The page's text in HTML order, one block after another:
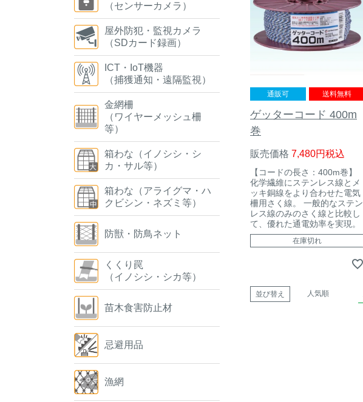
（センサーカメラ）
屋外防犯・監視カメラ
（SDカード録画）
ICT・IoT機器
（捕獲通知・遠隔監視）
金網柵
（ワイヤーメッシュ柵
等）
箱わな（イノシシ・シ
カ・サル等）
箱わな（アライグマ・ハ
クビシン・ネズミ等）
防獣・防鳥ネット
くくり罠
（イノシシ・シカ等）
苗木食害防止材
忌避用品
漁網
通販可 送料無料
ゲッターコード 400m
巻
販売価格 7,480 税込
【コードの長さ：400m巻】
化学繊維にステンレス線とメ
ッキ銅線をより合わせた電気
柵用さく線。 一般的なステン
レス線のみのさく線と比較し
て、優れた通電効率を実現。
在庫切れ
並び替え 人気順